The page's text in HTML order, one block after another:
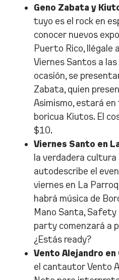
Geno Zabata y
tuyo es el rock en
conocer nuevos
Puerto Rico, llégale
Viernes Santos a
ocasión, se
Zabata, quien
Asimismo, estará
boricua Kiutos. El
$10.
Viernes Santo en
la verdadera cultura
autodescribe el
viernes en La
habrá música de
Mano Santa, Safety
party comenzará a
¿Estás ready?
Vento Alejandro en
el cantautor Vento